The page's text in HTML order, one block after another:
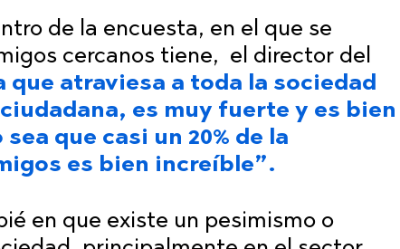
de la encuesta, en el que se
cercanos tiene, el director del
que atraviesa a toda la sociedad
es muy fuerte y es bien
que casi un 20% de la
es bien increíble”.
en que existe un pesimismo o